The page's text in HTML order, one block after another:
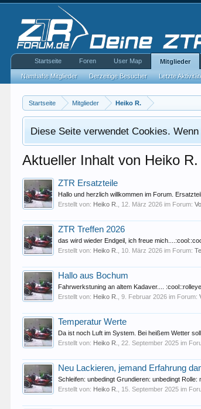
Startseite Mitglieder Heiko R.
Diese Seite verwendet Cookies.
Aktueller Inhalt von Heiko R.
ZTR Ersatzteile
Hallo und herzlich willkommen im Forum.
Erstellt von: Heiko R. 12. März 2026 im Forum:
ZTR Treffen 2026
das wird wieder Endgeil, ich freue
Erstellt von: Heiko R. 10. März 2026 im Forum:
Hallo aus Bochum
Fahrwerkstuning an altem Kadaver....
Erstellt von: Heiko R. ,9. Februar 2026 im Forum:
Temperatur Werte
Da ist noch Luft im System. Bei heißem Wetter
Erstellt von: Heiko R. ,22. September 2025 im
Neu Lackieren, jemand Erfahrung
Schleifen: unbedingt Grundieren: unbedingt
Erstellt von: Heiko R. 15. September 2025 im
Startseite Foren User Map Mitglieder
Namhafte Mitglieder Derzeitige Besucher Letzte